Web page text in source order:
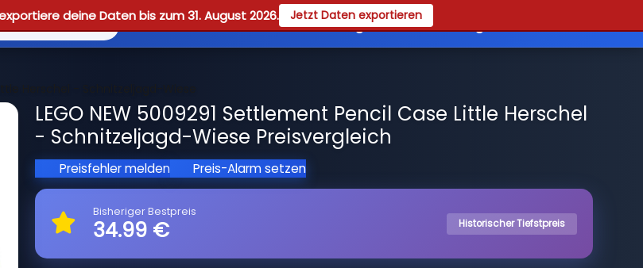
deine Daten bis zum 31. August 2026. Jetzt Daten exportieren
Reviews Guides Registrieren
Herschel - Schnitzeljagd-Wiese
LEGO NEW 5009291 Settlement Pencil Case Little Herschel
- Schnitzeljagd-Wiese Preisvergleich
Preisfehler melden Preis-Alarm setzen
Bisheriger Bestpreis
34.99 € Historischer Tiefstpreis